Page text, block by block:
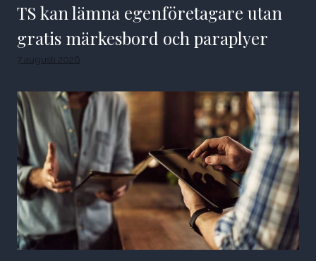
TS kan lämna egenföretagare utan
gratis märkesbord och paraplyer
7 augusti 2026